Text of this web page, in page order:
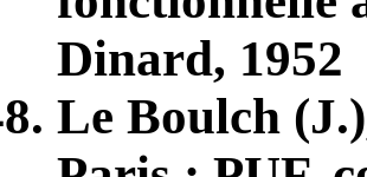
Dinard, 1952
Le Boulch